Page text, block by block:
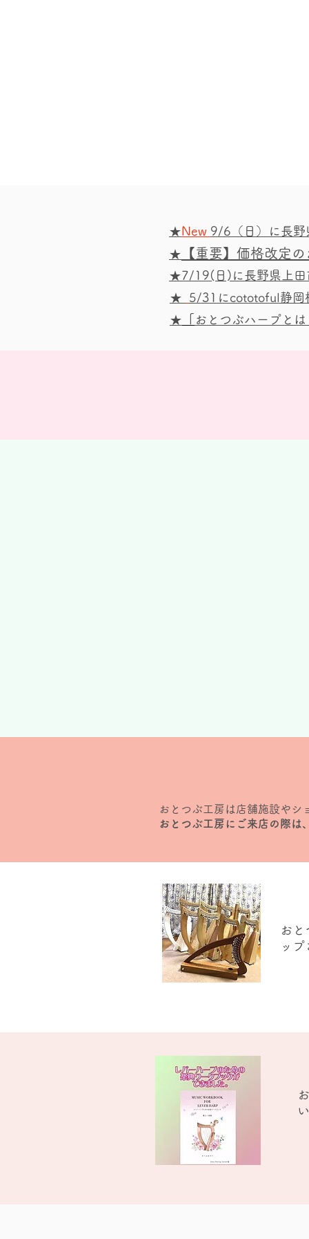
★New 9/6（日）に長野
★
【重要】価格改定
★7/19(日)に長野県上田
★
5/31にcototoful静岡
★ 「 おとつぶハープと
おとつぶ工房は店舗施設やシ
おとつぶ工房にご来店の際は
お
ッ